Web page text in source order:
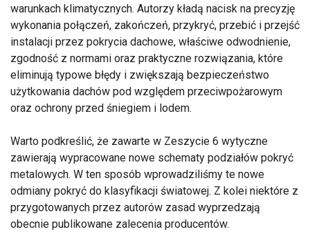
warunkach klimatycznych. Autorzy kładą nacisk na precyzję
wykonania połączeń, zakończeń, przykryć, przebić i przejść
instalacji przez pokrycia dachowe, właściwe odwodnienie,
zgodność z normami oraz praktyczne rozwiązania, które
eliminują typowe błędy i zwiększają bezpieczeństwo
użytkowania dachów pod względem przeciwpożarowym
oraz ochrony przed śniegiem i lodem.
Warto podkreślić, że zawarte w Zeszycie 6 wytyczne
zawierają wypracowane nowe schematy podziałów pokryć
metalowych. W ten sposób wprowadziliśmy te nowe
odmiany pokryć do klasyfikacji światowej. Z kolei niektóre z
przygotowanych przez autorów zasad wyprzedzają
obecnie publikowane zalecenia producentów.